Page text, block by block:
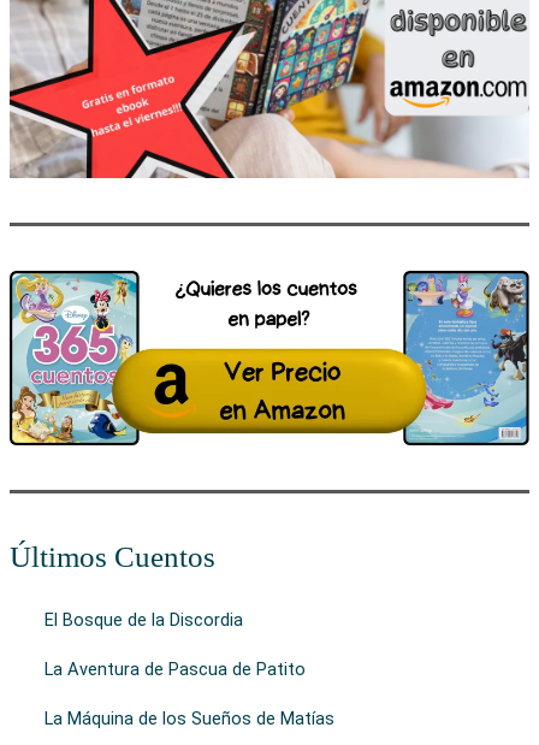
Últimos Cuentos
El Bosque de la Discordia
La Aventura de Pascua de Patito
La Máquina de los Sueños de Matías